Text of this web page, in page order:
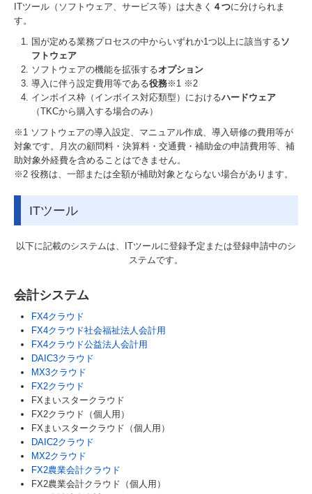
ITツール（ソフトウェア、サービス等）は大きく ４つに分けられま
す。
国が定める業務プロセスの中からいずれか1つ以上に該当するソ
フトウェア
ソフトウェアの機能を拡張するオプション
導入に伴う設定費用等である役務※1 ※2
インボイス枠（インボイス対応類型）におけるハードウェア
（TKCから購入する場合のみ）
※1 ソフトウェアの導入設定、マニュアル作成、導入研修の費用等が
対象です。月次の顧問料・決算料・交通費・補助金の申請費用等、補
助対象外経費を含めることはできません。
※2 役務は、一部または全額が補助対象とならない場合があります。
ITツール
以下に記載のシステムは、ITツールに登録予定または登録申請中のシ
ステムです。
会計システム
FX4クラウド
FX4クラウド社会福祉法人会計用
FX4クラウド公益法人会計用
DAIC3クラウド
MX3クラウド
FX2クラウド
FXまいスタークラウド
FX2クラウド（個人用）
FXまいスタークラウド（個人用）
DAIC2クラウド
MX2クラウド
FX2農業会計クラウド
FX2農業会計クラウド（個人用）